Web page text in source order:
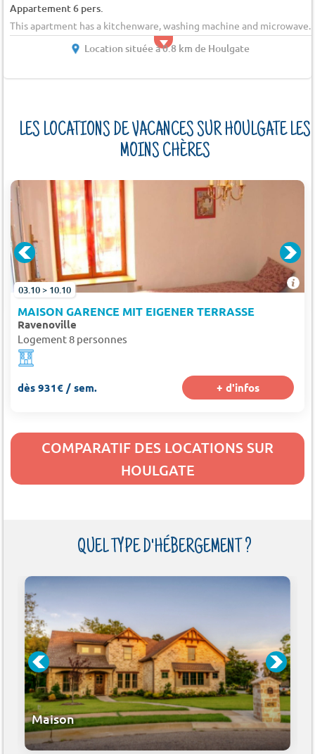
Appartement 6 pers.
This apartment has a kitchenware, washing machine and microwave.
Location située à 0.8 km de Houlgate
LES LOCATIONS DE VACANCES SUR HOULGATE LES
MOINS CHÈRES
03.10 > 10.10
MAISON GARENCE MIT EIGENER TERRASSE
Ravenoville
Logement 8 personnes
dès 931€ / sem. + d'infos
COMPARATIF DES LOCATIONS SUR
HOULGATE
QUEL TYPE D'HÉBERGEMENT ?
Maison